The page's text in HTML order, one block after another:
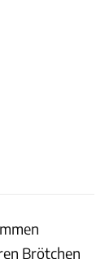
Brötchen